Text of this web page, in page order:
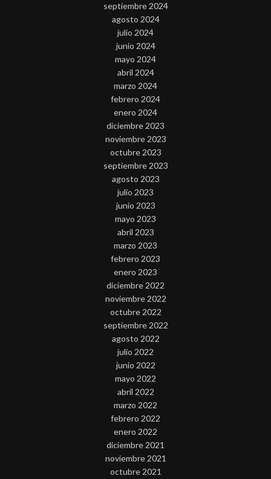
septiembre 2024
agosto 2024
julio 2024
junio 2024
mayo 2024
abril 2024
marzo 2024
febrero 2024
enero 2024
diciembre 2023
noviembre 2023
octubre 2023
septiembre 2023
agosto 2023
julio 2023
junio 2023
mayo 2023
abril 2023
marzo 2023
febrero 2023
enero 2023
diciembre 2022
noviembre 2022
octubre 2022
septiembre 2022
agosto 2022
julio 2022
junio 2022
mayo 2022
abril 2022
marzo 2022
febrero 2022
enero 2022
diciembre 2021
noviembre 2021
octubre 2021